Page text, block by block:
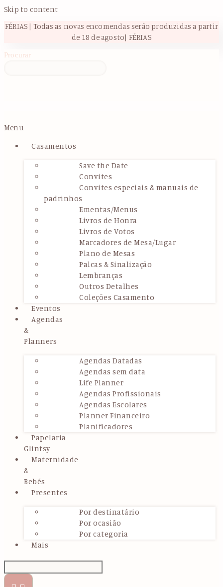
Skip to content
FÉRIAS | Todas as novas encomendas serão produzidas a partir
de 18 de agosto| FÉRIAS
Procurar
Menu
Casamentos
Save the Date
Convites
Convites especiais & manuais de
padrinhos
Ementas/Menus
Livros de Honra
Livros de Votos
Marcadores de Mesa/Lugar
Plano de Mesas
Palcas & Sinalização
Lembranças
Outros Detalhes
Coleções Casamento
Eventos
Agendas
&
Planners
Agendas Datadas
Agendas sem data
Life Planner
Agendas Profissionais
Agendas Escolares
Planner Financeiro
Planificadores
Papelaria
Glintsy
Maternidade
&
Bebés
Presentes
Por destinatário
Por ocasião
Por categoria
Mais